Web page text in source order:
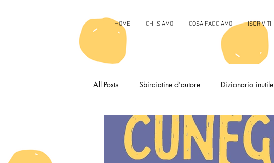
HOME CHI SIAMO COSA FACCIAMO ISCRIVITI
All Posts Sbirciatine d'autore Dizionario inutile